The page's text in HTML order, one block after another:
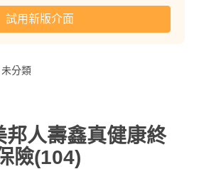
試用新版介面
未分類
邦人壽鑫真健康終
險(104)